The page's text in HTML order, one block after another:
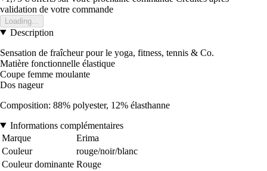
validation de votre commande
Loading...
Description
Sensation de fraîcheur pour le yoga, fitness, tennis & Co.
Matière fonctionnelle élastique
Coupe femme moulante
Dos nageur
Composition: 88% polyester, 12% élasthanne
Informations complémentaires
Marque
Erima
Couleur
rouge/noir/blanc
Couleur dominante Rouge